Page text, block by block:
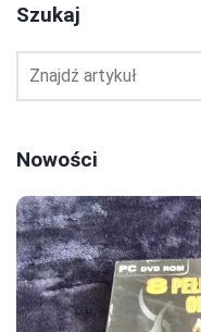
Szukaj
Nowości